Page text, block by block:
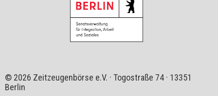
© 2026 Zeitzeugenbörse e.V. · Togostraße 74 · 13351
Berlin